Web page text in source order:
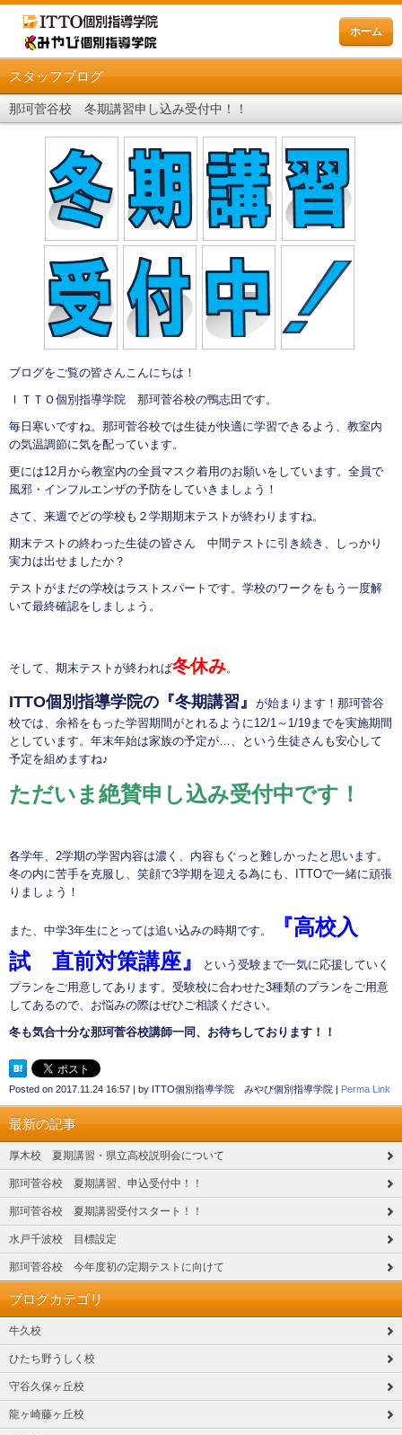
ホーム
スタッフブログ
那珂菅谷校 冬期講習申し込み受付中！！
ブログをご覧の皆さんこんにちは！
ＩＴＴＯ個別指導学院 那珂菅谷校の鴨志田です。
毎日寒いですね。那珂菅谷校では生徒が快適に学習できるよう、教室内
の気温調節に気を配っています。
更には12月から教室内の全員マスク着用のお願いをしています。全員で
風邪・インフルエンザの予防をしていきましょう！
さて、来週でどの学校も２学期期末テストが終わりますね。
期末テストの終わった生徒の皆さん 中間テストに引き続き、しっかり
実力は出せましたか？
テストがまだの学校はラストスパートです。学校のワークをもう一度解
いて最終確認をしましょう。
そして、期末テストが終われば冬休み。
ITTO個別指導学院の『冬期講習』
が始まります！那珂菅谷
校では、余裕をもった学習期間がとれるように12/1～1/19までを実施期間
としています。年末年始は家族の予定が…、という生徒さんも安心して
予定を組めますね♪
ただいま絶賛申し込み受付中です！
各学年、2学期の学習内容は濃く、内容もぐっと難しかったと思います。
冬の内に苦手を克服し、笑顔で3学期を迎える為にも、ITTOで一緒に頑張
りましょう！
また、中学3年生にとっては追い込みの時期です。
『高校入
試 直前対策講座』
という受験まで一気に応援していく
プランをご用意してあります。受験校に合わせた3種類のプランをご用意
してあるので、お悩みの際はぜひご相談ください。
冬も気合十分な那珂菅谷校講師一同、お待ちしております！！
Posted on 2017.11.24 16:57 | by ITTO個別指導学院 みやび個別指導学院 | Perma Link
最新の記事
厚木校 夏期講習・県立高校説明会について
那珂菅谷校 夏期講習、申込受付中！！
那珂菅谷校 夏期講習受付スタート！！
水戸千波校 目標設定
那珂菅谷校 今年度初の定期テストに向けて
ブログカテゴリ
牛久校
ひたち野うしく校
守谷久保ヶ丘校
龍ヶ崎藤ヶ丘校